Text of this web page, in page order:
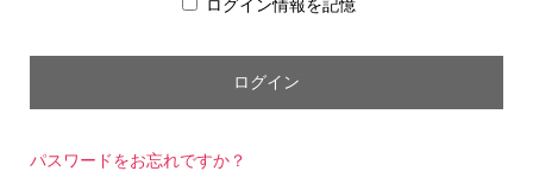
ログイン情報を記憶
パスワードをお忘れですか？